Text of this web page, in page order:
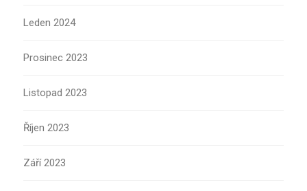
Leden 2024
Prosinec 2023
Listopad 2023
Říjen 2023
Září 2023